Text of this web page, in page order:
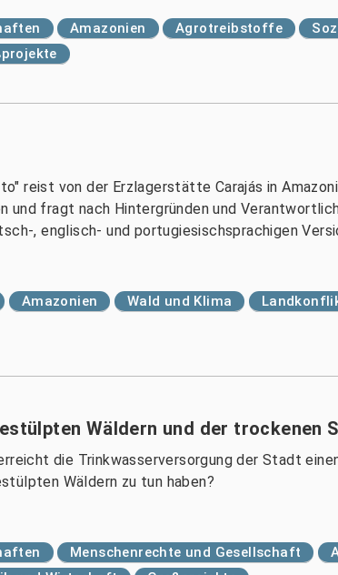
Amazonien Agrotreibstoffe
reist von der Erzlagerstätte Carajás in
und fragt nach Hintergründen und
, englisch- und portugiesischsprachigen
Amazonien Wald und Klima
Wäldern und der trockenen
die Trinkwasserversorgung der Stadt
Wäldern zu tun haben?
Menschenrechte und Gesellschaft